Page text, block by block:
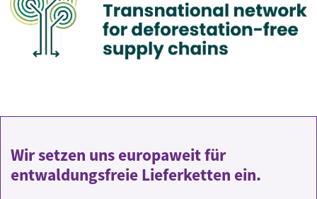
Wir setzen uns europaweit für
entwaldungsfreie Lieferketten ein.